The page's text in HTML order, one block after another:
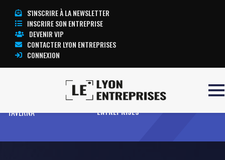
S'INSCRIRE À LA NEWSLETTER
INSCRIRE SON ENTREPRISE
DEVENIR VIP
CONTACTER LYON ENTREPRISES
CONNEXION
DOMAINE DE
TAVERNA
TOUTE L’ACTUALITÉ LYON
ENTREPRISES